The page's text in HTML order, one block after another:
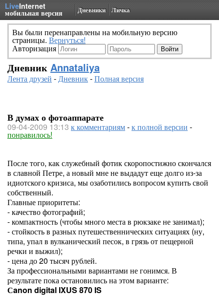
LiveInternet
мобильная версия Дневники Личка
Вы были перенаправлены на мобильную версию
страницы. Вернуться!
Авторизация
Дневник Annataliya
Лента друзей -Дневник-Полная версия
В думах о фотоаппарате
09-04-2009 13:13 к комментариям-к полной версии -
понравилось!
После того, как служебный фотик скоропостижно скончался
в славной Петре, а новый мне не выдадут еще долго из-за
идиотского кризиса, мы озаботились вопросом купить свой
собственный.
Главные приоритеты:
- качество фотографий;
- компактность (чтобы много места в рюкзаке не занимал);
- стойкость в разных путешественнических ситуациях (ну,
типа, упал в вулканический песок, в грязь от пещерной
речки и выжил);
- цена до 20 тысяч рублей.
За профессиональными вариантами не гонимся. В
результате пока остановились на этом варианте:
Сanon digital IXUS 870 IS